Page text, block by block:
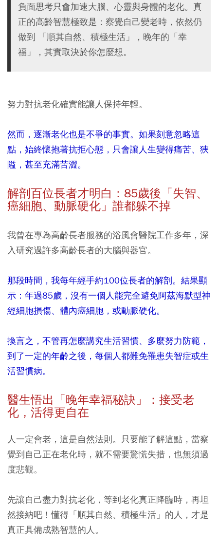
負面思考只會加速大腦、心靈與身體的老化。真
正的高齡智慧極致是：察覺自己變老時，依然仍
做到 「順其自然、積極生活」，晚年的「幸
福」，其實取決於你怎麼想。
努力對抗老化確實能讓人保持年輕。
然而，逐漸老化也是不爭的事實。如果刻意忽略這
點，始終懷抱著抗拒心態，只會讓人生變得痛苦、狹
隘，甚至充滿苦澀。
解剖百位長者才明白：85歲後「失智、
癌細胞、動脈硬化」誰都躲不掉
我曾在專為高齡長者服務的浴風會醫院工作多年，深
入研究過許多高齡長者的大腦與器官。
那段時間，我每年經手約100位長者的解剖。結果顯
示：年過85歲，沒有一個人能完全避免阿茲海默型神
經細胞損傷、體內癌細胞，或動脈硬化。
換言之，不管再怎麼講究生活習慣、多麼努力防範，
到了一定的年齡之後，每個人都難免罹患失智症或生
活習慣病。
醫生悟出「晚年幸福秘訣」：接受老
化，活得更自在
人一定會老，這是自然法則。只要能了解這點，當察
覺到自己正在老化時，就不需要驚慌失措，也無須過
度悲觀。
先讓自己盡力對抗老化，等到老化真正降臨時，再坦
然接納吧！懂得「順其自然、積極生活」的人，才是
真正具備成熟智慧的人。